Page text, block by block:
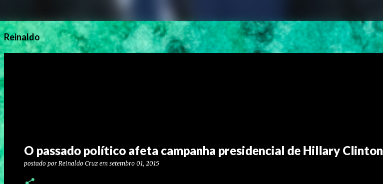
Reinaldo
O passado político afeta campanha presidencial de Hillary Clinton
postado por Reinaldo Cruz em setembro 01, 2015